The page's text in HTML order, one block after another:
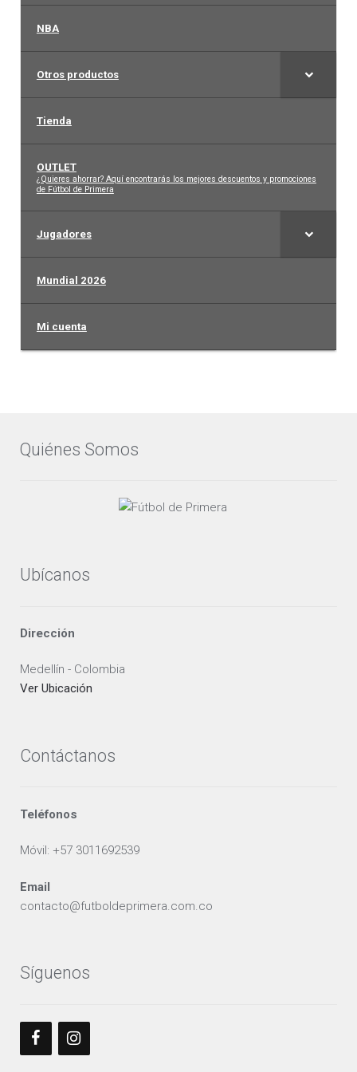
NBA
Otros productos
Tienda
OUTLET
–
¿Quieres ahorrar? Aquí encontrarás los mejores descuentos y promociones
de Fútbol de Primera
Jugadores
Mundial 2026
Mi cuenta
Quiénes Somos
Ubícanos
Dirección
Medellín - Colombia
Ver Ubicación
Contáctanos
Teléfonos
Móvil: +57 3011692539
Email
contacto@futboldeprimera.com.co
Síguenos